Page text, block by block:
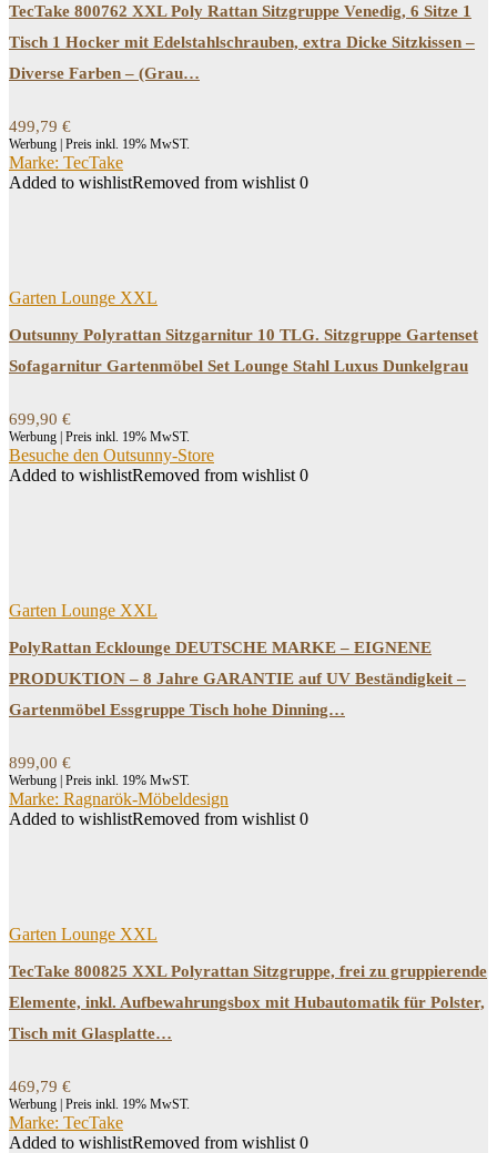
TecTake 800762 XXL Poly Rattan Sitzgruppe Venedig, 6 Sitze 1
Tisch 1 Hocker mit Edelstahlschrauben, extra Dicke Sitzkissen –
Diverse Farben – (Grau…
499,79 €
Werbung | Preis inkl. 19% MwST.
Marke: TecTake
Added to wishlistRemoved from wishlist 0
Garten Lounge XXL
Outsunny Polyrattan Sitzgarnitur 10 TLG. Sitzgruppe Gartenset
Sofagarnitur Gartenmöbel Set Lounge Stahl Luxus Dunkelgrau
699,90 €
Werbung | Preis inkl. 19% MwST.
Besuche den Outsunny-Store
Added to wishlistRemoved from wishlist 0
Garten Lounge XXL
PolyRattan Ecklounge DEUTSCHE MARKE – EIGNENE
PRODUKTION – 8 Jahre GARANTIE auf UV Beständigkeit –
Gartenmöbel Essgruppe Tisch hohe Dinning…
899,00 €
Werbung | Preis inkl. 19% MwST.
Marke: Ragnarök-Möbeldesign
Added to wishlistRemoved from wishlist 0
Garten Lounge XXL
TecTake 800825 XXL Polyrattan Sitzgruppe, frei zu gruppierende
Elemente, inkl. Aufbewahrungsbox mit Hubautomatik für Polster,
Tisch mit Glasplatte…
469,79 €
Werbung | Preis inkl. 19% MwST.
Marke: TecTake
Added to wishlistRemoved from wishlist 0